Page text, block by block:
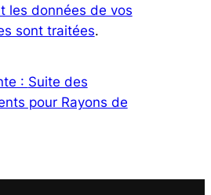
les données de vos
sont traitées.
: Suite des
pour Rayons de